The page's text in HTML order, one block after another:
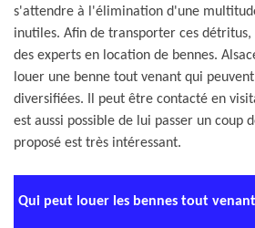
s'attendre à l'élimination d'une
inutiles. Afin de transporter ces
des experts en location de bennes.
louer une benne tout venant qui
diversifiées. Il peut être contacté en
est aussi possible de lui passer un coup
proposé est très intéressant.
Qui peut louer les bennes tout